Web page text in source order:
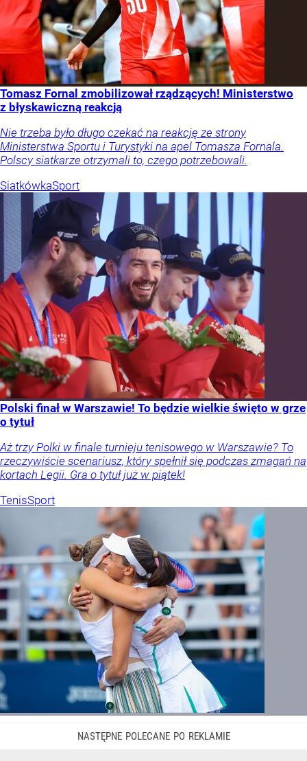
Tomasz Fornal zmobilizował rządzących! Ministerstwo
z błyskawiczną reakcją
Nie trzeba było długo czekać na reakcję ze strony
Ministerstwa Sportu i Turystyki na apel Tomasza Fornala.
Polscy siatkarze otrzymali to, czego potrzebowali.
SiatkówkaSport
Polski finał w Warszawie! To będzie wielkie święto w grze
o tytuł
Aż trzy Polki w finale turnieju tenisowego w Warszawie? To
rzeczywiście scenariusz, który spełnił się podczas zmagań na
kortach Legii. Gra o tytuł już w piątek!
TenisSport